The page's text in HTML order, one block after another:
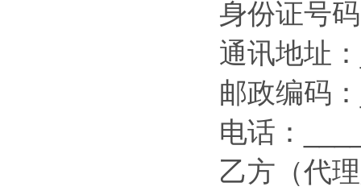
身份证号
通讯地址
邮政编码
电话：
乙方（代